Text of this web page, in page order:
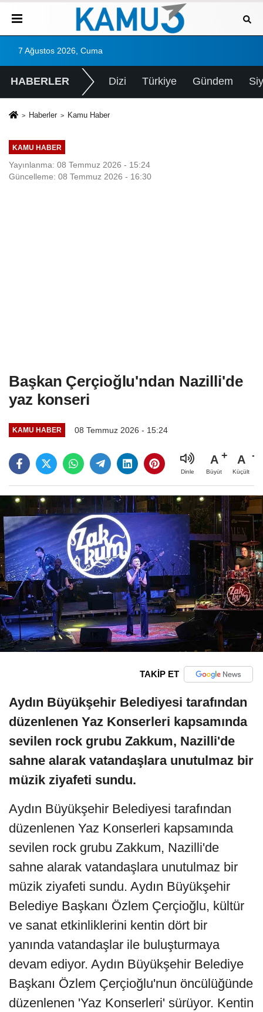
7 Ağustos 2026, Cuma
HABERLER Dizi Türkiye Gündem
Haberler Kamu Haber
KAMU HABER
Yayınlanma: 08 Temmuz 2026 - 15:24
Güncelleme: 08 Temmuz 2026 - 16:30
Başkan Çerçioğlu'ndan Nazilli'de
yaz konseri
KAMU HABER 08 Temmuz 2026 - 15:24
Dinle
A
Büyüt
A
Küçült
TAKİP ET
Aydın Büyükşehir Belediyesi tarafından
düzenlenen Yaz Konserleri kapsamında
sevilen rock grubu Zakkum, Nazilli'de
sahne alarak vatandaşlara unutulmaz bir
müzik ziyafeti sundu.
Aydın Büyükşehir Belediyesi tarafından
düzenlenen Yaz Konserleri kapsamında
sevilen rock grubu Zakkum, Nazilli'de
sahne alarak vatandaşlara unutulmaz bir
müzik ziyafeti sundu. Aydın Büyükşehir
Belediye Başkanı Özlem Çerçioğlu, kültür
ve sanat etkinliklerini kentin dört bir
yanında vatandaşlar ile buluşturmaya
devam ediyor. Aydın Büyükşehir Belediye
Başkanı Özlem Çerçioğlu'nun öncülüğünde
düzenlenen 'Yaz Konserleri' sürüyor. Kentin